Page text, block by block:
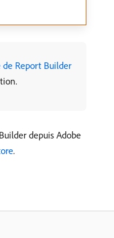
de Report Builder
depuis Adobe
.